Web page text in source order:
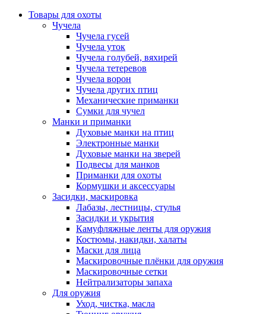
Товары для охоты
Чучела
Чучела гусей
Чучела уток
Чучела голубей, вяхирей
Чучела тетеревов
Чучела ворон
Чучела других птиц
Механические приманки
Сумки для чучел
Манки и приманки
Духовые манки на птиц
Электронные манки
Духовые манки на зверей
Подвесы для манков
Приманки для охоты
Кормушки и аксессуары
Засидки, маскировка
Лабазы, лестницы, стулья
Засидки и укрытия
Камуфляжные ленты для оружия
Костюмы, накидки, халаты
Маски для лица
Маскировочные плёнки для оружия
Маскировочные сетки
Нейтрализаторы запаха
Для оружия
Уход, чистка, масла